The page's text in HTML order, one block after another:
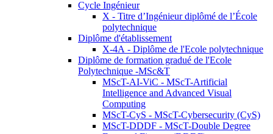
Cycle Ingénieur
X - Titre d’Ingénieur diplômé de l’École
polytechnique
Diplôme d'établissement
X-4A - Diplôme de l'Ecole polytechnique
Diplôme de formation gradué de l'Ecole
Polytechnique -MSc&T
MScT-AI-ViC - MScT-Artificial
Intelligence and Advanced Visual
Computing
MScT-CyS - MScT-Cybersecurity (CyS)
MScT-DDDF - MScT-Double Degree